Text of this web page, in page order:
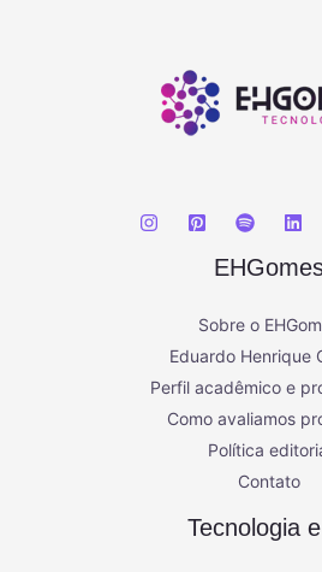
Sobre o
Eduardo Henrique
Perfil acadêmico e
Como avaliamos
Política
Contato
Tecnologia